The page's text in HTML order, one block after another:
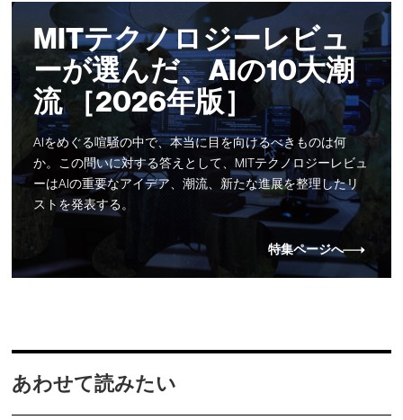
MITテクノロジーレビュ
ーが選んだ、AIの10大潮
流 ［2026年版］
AIをめぐる喧騒の中で、本当に目を向けるべきものは何
か。この問いに対する答えとして、MITテクノロジーレビュ
ーはAIの重要なアイデア、潮流、新たな進展を整理したリ
ストを発表する。
特集ページへ
あわせて読みたい